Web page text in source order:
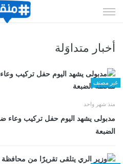
الى
أخبار متداوَلة
غير مصنف
منذ شهر واحد
مدبولى يشهد اليوم حفل تركيب وعاء
الضبعة